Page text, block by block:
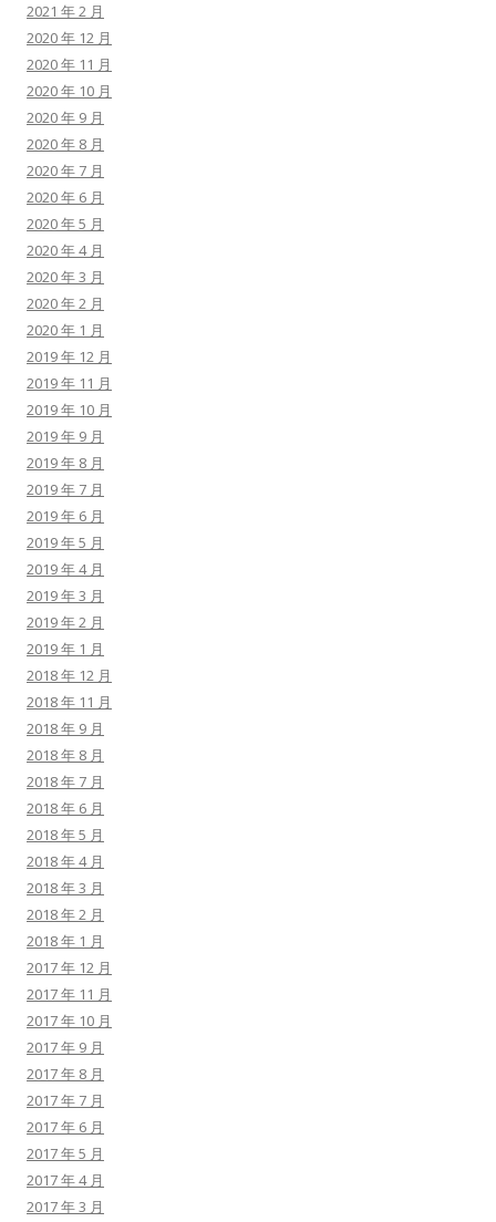
2021 年 2 月
2020 年 12 月
2020 年 11 月
2020 年 10 月
2020 年 9 月
2020 年 8 月
2020 年 7 月
2020 年 6 月
2020 年 5 月
2020 年 4 月
2020 年 3 月
2020 年 2 月
2020 年 1 月
2019 年 12 月
2019 年 11 月
2019 年 10 月
2019 年 9 月
2019 年 8 月
2019 年 7 月
2019 年 6 月
2019 年 5 月
2019 年 4 月
2019 年 3 月
2019 年 2 月
2019 年 1 月
2018 年 12 月
2018 年 11 月
2018 年 9 月
2018 年 8 月
2018 年 7 月
2018 年 6 月
2018 年 5 月
2018 年 4 月
2018 年 3 月
2018 年 2 月
2018 年 1 月
2017 年 12 月
2017 年 11 月
2017 年 10 月
2017 年 9 月
2017 年 8 月
2017 年 7 月
2017 年 6 月
2017 年 5 月
2017 年 4 月
2017 年 3 月